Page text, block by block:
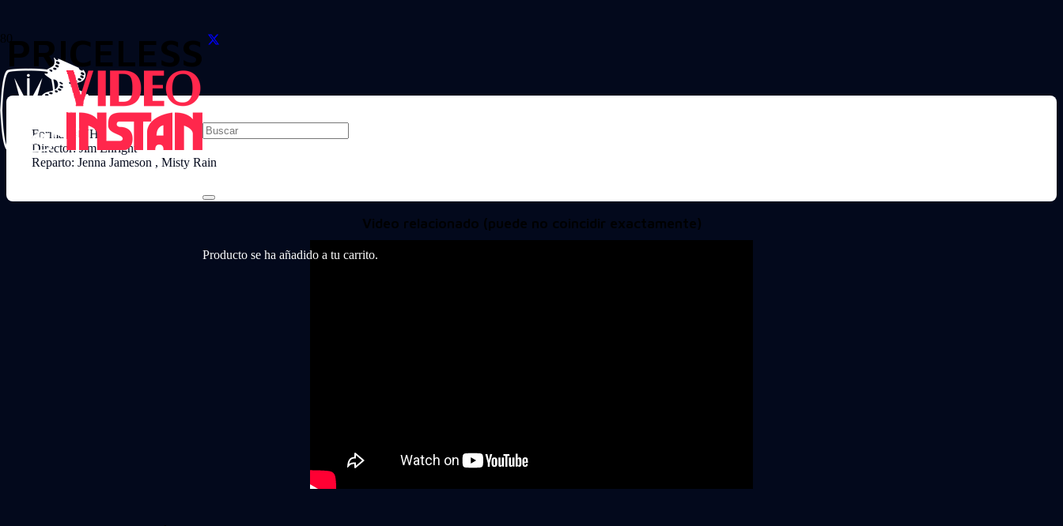
Producto se ha añadido a tu carrito.
PRICELESS
Formato: VHS
Director: Jim Enright
Reparto: Jenna Jameson , Misty Rain
Video relacionado (puede no coincidir exactamente)